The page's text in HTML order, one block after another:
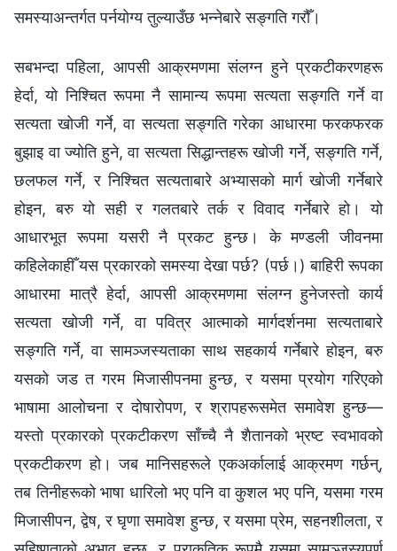
समस्याअन्तर्गत पर्नयोग्य तुल्याउँछ भन्‍नेबारे सङ्गति गरौँ।
सबभन्दा पहिला, आपसी आक्रमणमा संलग्‍न हुने प्रकटीकरणहरू
हेर्दा, यो निश्चित रूपमा नै सामान्य रूपमा सत्यता सङ्गति गर्ने वा
सत्यता खोजी गर्ने, वा सत्यता सङ्गति गरेका आधारमा फरकफरक
बुझाइ वा ज्योति हुने, वा सत्यता सिद्धान्तहरू खोजी गर्ने, सङ्गति गर्ने,
छलफल गर्ने, र निश्‍चित सत्यताबारे अभ्यासको मार्ग खोजी गर्नेबारे
होइन, बरु यो सही र गलतबारे तर्क र विवाद गर्नेबारे हो। यो
आधारभूत रूपमा यसरी नै प्रकट हुन्छ। के मण्डली जीवनमा
कहिलेकाहीँ यस प्रकारको समस्या देखा पर्छ? (पर्छ।) बाहिरी रूपका
आधारमा मात्रै हेर्दा, आपसी आक्रमणमा संलग्‍न हुनेजस्तो कार्य
सत्यता खोजी गर्ने, वा पवित्र आत्माको मार्गदर्शनमा सत्यताबारे
सङ्गति गर्ने, वा सामञ्जस्यताका साथ सहकार्य गर्नेबारे होइन, बरु
यसको जड त गरम मिजासीपनमा हुन्छ, र यसमा प्रयोग गरिएको
भाषामा आलोचना र दोषारोपण, र श्रापहरूसमेत समावेश हुन्छ—
यस्तो प्रकारको प्रकटीकरण साँच्‍चै नै शैतानको भ्रष्ट स्वभावको
प्रकटीकरण हो। जब मानिसहरूले एकअर्कालाई आक्रमण गर्छन्,
तब तिनीहरूको भाषा धारिलो भए पनि वा कुशल भए पनि, यसमा गरम
मिजासीपन, द्वेष, र घृणा समावेश हुन्छ, र यसमा प्रेम, सहनशीलता, र